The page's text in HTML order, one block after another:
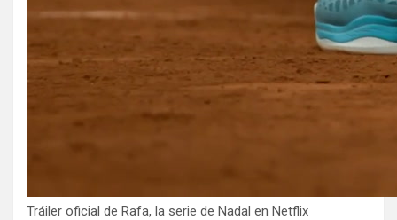
Tráiler oficial de Rafa, la serie de Nadal en Netflix